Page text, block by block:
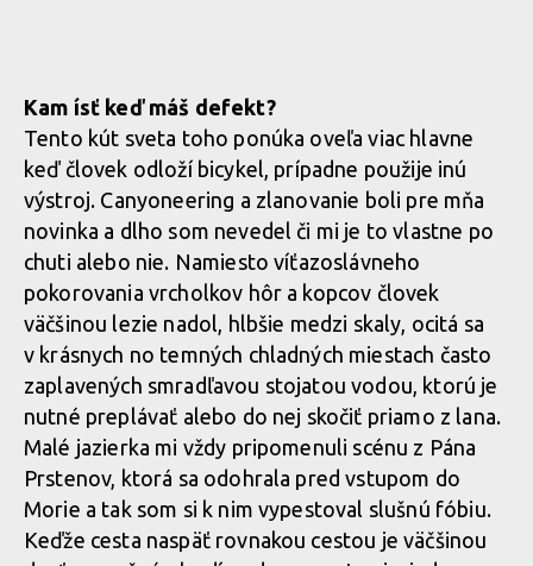
Kam ísť keď máš defekt?
Tento kút sveta toho ponúka oveľa viac hlavne
keď človek odloží bicykel, prípadne použije inú
výstroj. Canyoneering a zlanovanie boli pre mňa
novinka a dlho som nevedel či mi je to vlastne po
chuti alebo nie. Namiesto víťazoslávneho
pokorovania vrcholkov hôr a kopcov človek
väčšinou lezie nadol, hlbšie medzi skaly, ocitá sa
v krásnych no temných chladných miestach často
zaplavených smradľavou stojatou vodou, ktorú je
nutné preplávať alebo do nej skočiť priamo z lana.
Malé jazierka mi vždy pripomenuli scénu z Pána
Prstenov, ktorá sa odohrala pred vstupom do
Morie a tak som si k nim vypestoval slušnú fóbiu.
Keďže cesta naspäť rovnakou cestou je väčšinou